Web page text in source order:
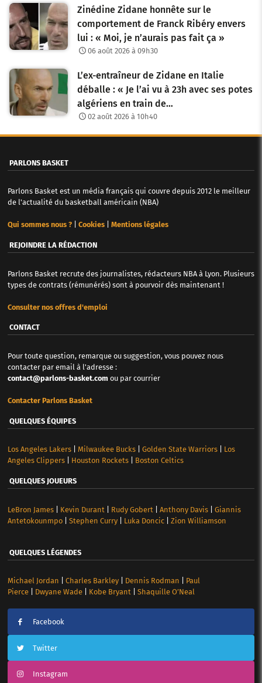
Zinédine Zidane honnête sur le
comportement de Franck Ribéry envers
lui : « Moi, je n’aurais pas fait ça »
06 août 2026 à 09h30
L’ex-entraîneur de Zidane en Italie
déballe : « Je l’ai vu à 23h avec ses potes
algériens en train de…
02 août 2026 à 10h40
PARLONS BASKET
Parlons Basket est un média français qui couvre depuis 2012 le meilleur
de l'actualité du basketball américain (NBA)
Qui sommes nous ?| Cookies| Mentions légales
REJOINDRE LA RÉDACTION
Parlons Basket recrute des journalistes, rédacteurs NBA à Lyon. Plusieurs
types de contrats (rémunérés) sont à pourvoir dès maintenant !
Consulter nos offres d'emploi
CONTACT
Pour toute question, remarque ou suggestion, vous pouvez nous
contacter par email à l'adresse :
contact@parlons-basket.com ou par courrier
Contacter Parlons Basket
QUELQUES ÉQUIPES
Los Angeles Lakers| Milwaukee Bucks| Golden State Warriors| Los
Angeles Clippers| Houston Rockets| Boston Celtics
QUELQUES JOUEURS
LeBron James| Kevin Durant Rudy Gobert Anthony Davis| Giannis
Antetokounmpo| Stephen Curry| Luka Doncic| Zion Williamson
QUELQUES LÉGENDES
Michael Jordan Charles Barkley| Dennis Rodman
Paul
Pierce| Dwyane Wade| Kobe Bryant| Shaquille O’Neal
Facebook
Twitter
Instagram